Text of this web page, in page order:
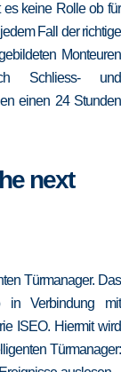
keine Rolle ob für
Fall der richtige
Monteuren
Schliess- und
einen 24 Stunden
next
Türmanager. Das
in Verbindung mit
ISEO. Hiermit wird
Türmanager: